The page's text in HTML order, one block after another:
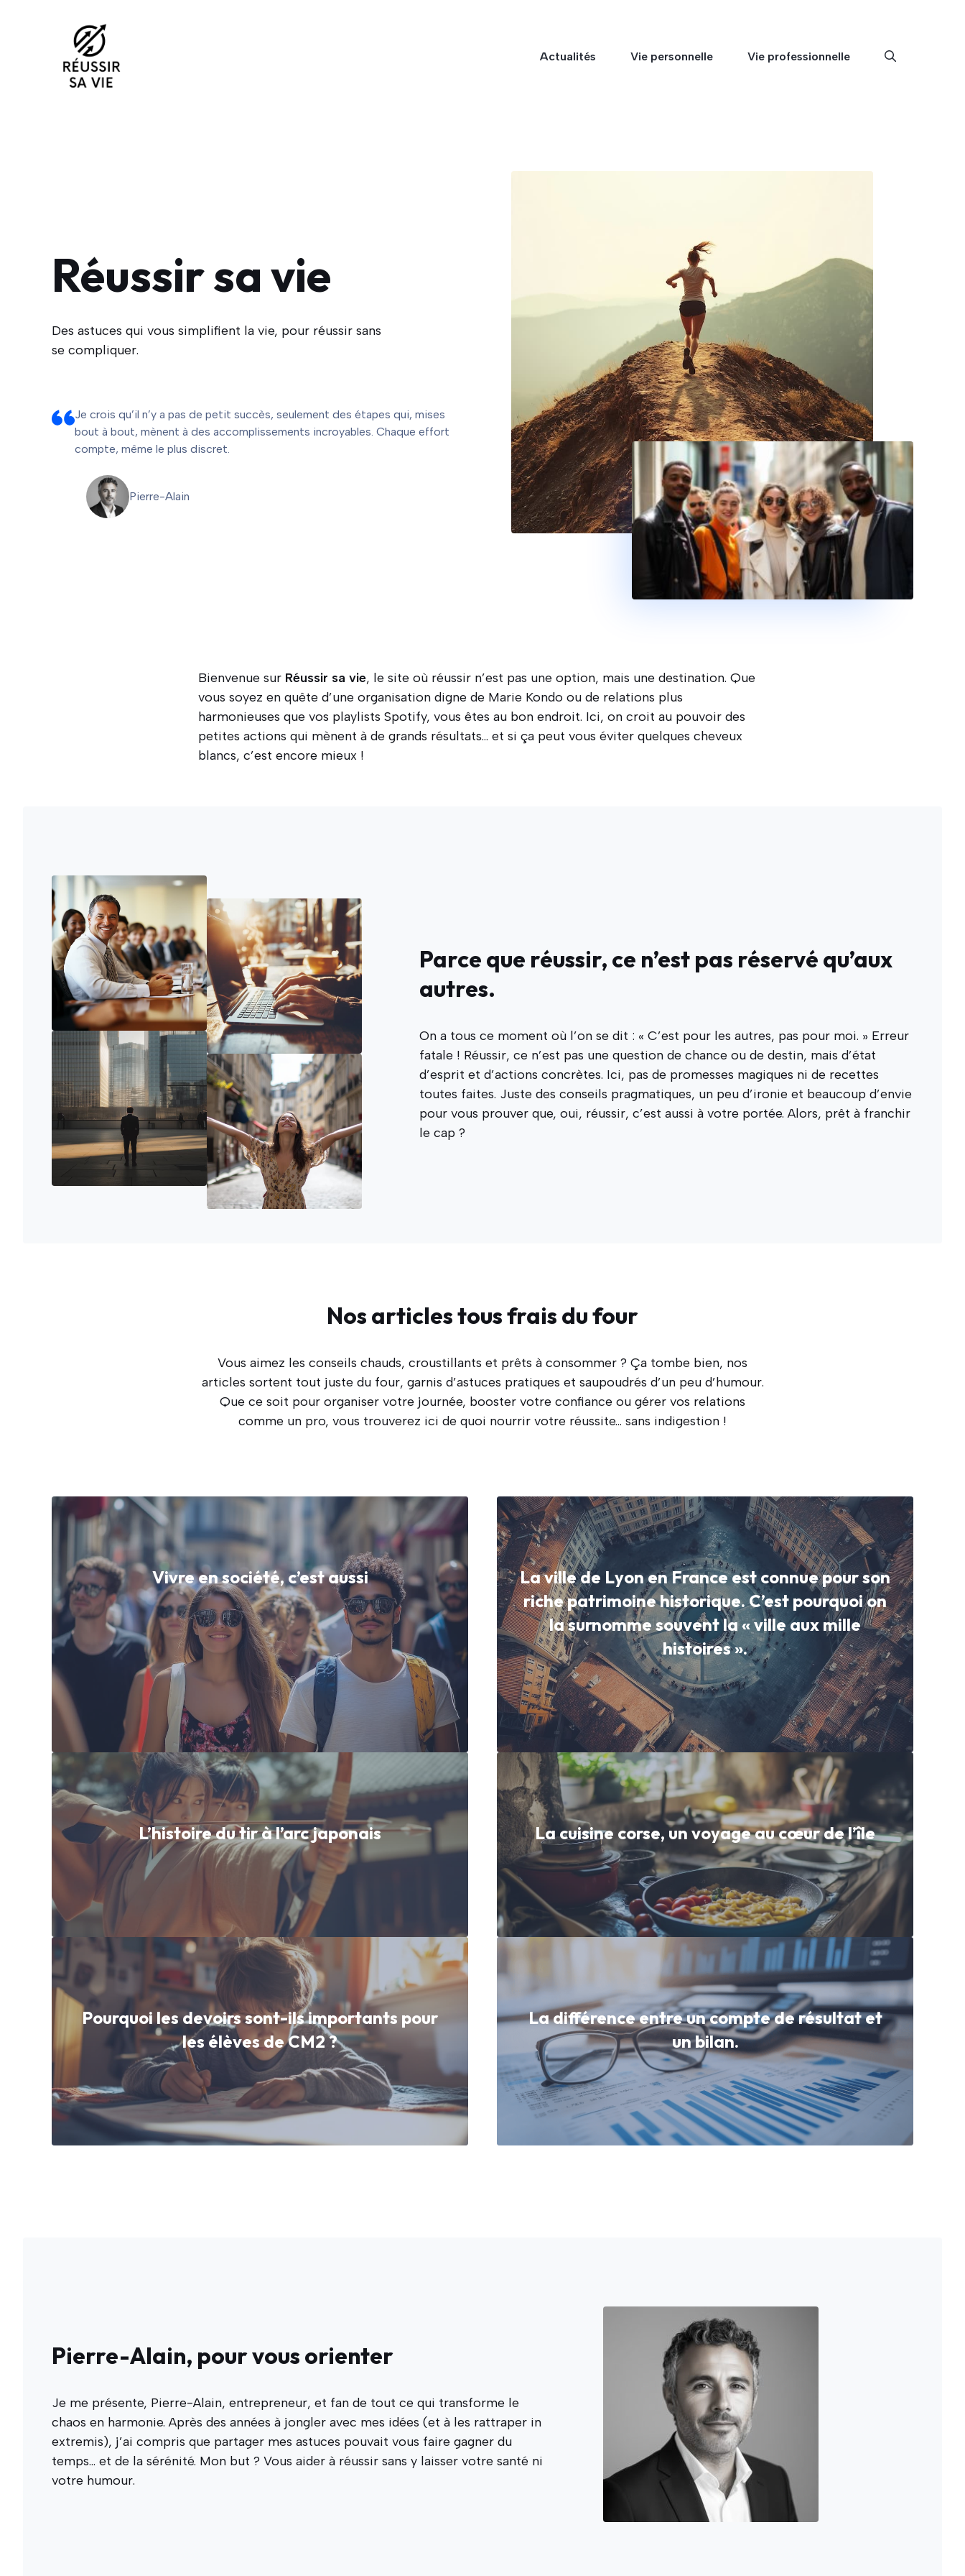
Actualités Vie personnelle Vie professionnelle
Réussir sa vie
Des astuces qui vous simplifient la vie, pour réussir sans
se compliquer.
Je crois qu’il n’y a pas de petit succès, seulement des étapes qui, mises
bout à bout, mènent à des accomplissements incroyables. Chaque effort
compte, même le plus discret.
Pierre-Alain
Bienvenue sur Réussir sa vie, le site où réussir n’est pas une option, mais une destination. Que
vous soyez en quête d’une organisation digne de Marie Kondo ou de relations plus
harmonieuses que vos playlists Spotify, vous êtes au bon endroit. Ici, on croit au pouvoir des
petites actions qui mènent à de grands résultats… et si ça peut vous éviter quelques cheveux
blancs, c’est encore mieux !
Parce que réussir, ce n’est pas réservé qu’aux
autres.
On a tous ce moment où l’on se dit : « C’est pour les autres, pas pour moi. » Erreur
fatale ! Réussir, ce n’est pas une question de chance ou de destin, mais d’état
d’esprit et d’actions concrètes. Ici, pas de promesses magiques ni de recettes
toutes faites. Juste des conseils pragmatiques, un peu d’ironie et beaucoup d’envie
pour vous prouver que, oui, réussir, c’est aussi à votre portée. Alors, prêt à franchir
le cap ?
Nos articles tous frais du four
Vous aimez les conseils chauds, croustillants et prêts à consommer ? Ça tombe bien, nos
articles sortent tout juste du four, garnis d’astuces pratiques et saupoudrés d’un peu d’humour.
Que ce soit pour organiser votre journée, booster votre confiance ou gérer vos relations
comme un pro, vous trouverez ici de quoi nourrir votre réussite… sans indigestion !
Vivre en société, c’est aussi
La ville de Lyon en France est connue pour son
riche patrimoine historique. C’est pourquoi on
la surnomme souvent la « ville aux mille
histoires ».
L’histoire du tir à l’arc japonais La cuisine corse, un voyage au cœur de l’île
Pourquoi les devoirs sont-ils importants pour
les élèves de CM2 ?
La différence entre un compte de résultat et
un bilan.
Pierre-Alain, pour vous orienter
Je me présente, Pierre-Alain, entrepreneur, et fan de tout ce qui transforme le
chaos en harmonie. Après des années à jongler avec mes idées (et à les rattraper in
extremis), j’ai compris que partager mes astuces pouvait vous faire gagner du
temps… et de la sérénité. Mon but ? Vous aider à réussir sans y laisser votre santé ni
votre humour.